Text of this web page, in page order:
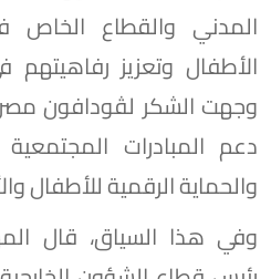
المدني والقطاع
الأطفال وتعزيز
وجهت الشكر لڤودافون
دعم المبادرات
والحماية الرقمية للأطفال
وفي هذا السياق، قال